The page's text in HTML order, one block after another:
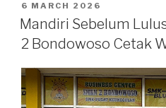
6 MARCH 2026
Mandiri Sebelum
2 Bondowoso Cetak